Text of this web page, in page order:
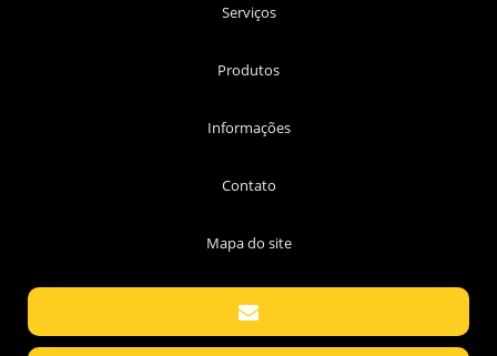
Serviços
Produtos
Informações
Contato
Mapa do site